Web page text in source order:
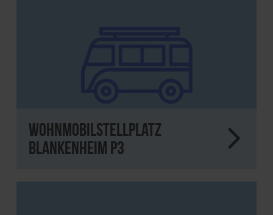
Wohnmobilstellplatz
Blankenheim P3